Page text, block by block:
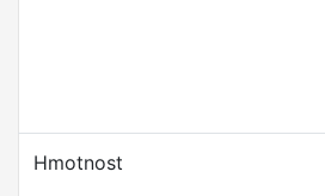
Hmotnost